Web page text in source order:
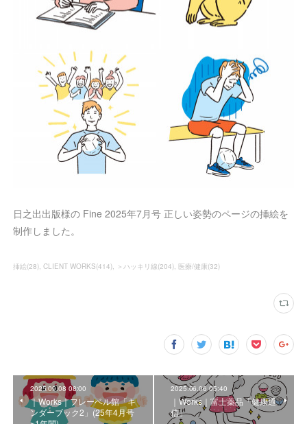
日之出出版様の Fine 2025年7月号 正しい姿勢のページの挿絵を
制作しました。
挿絵(28) CLIENT WORKS(414) ＞ハッキリ線(204) 医療/健康(32)
2025.09.08 08:00
｜Works｜フレーベル館「キ
ンダーブック2」(25年4月号
2025.06.06 05:40
｜Works｜富士薬品「健康通
信」